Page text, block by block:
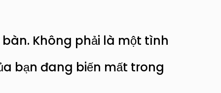
Không phải là một tình
bạn đang biến mất trong